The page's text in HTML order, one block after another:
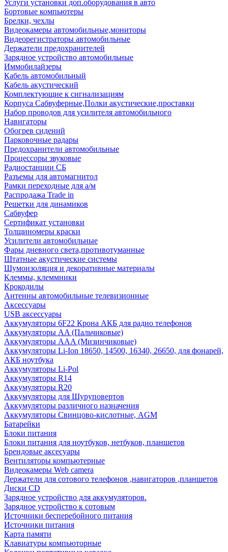
Услуги установки доп.оборудования в авто
Бортовые компьютеры
Брелки, чехлы
Видеокамеры автомобильные,мониторы
Видеорегистраторы автомобильные
Держатели предохранителей
Зарядное устройство автомобильные
Иммобилайзеры
Кабель автомобильный
Кабель акустический
Комплектующие к сигнализациям
Корпуса Сабвуферные,Полки акустические,проставки
Набор проводов для усилителя автомобильного
Навигаторы
Обогрев сидений
Парковочные радары
Предохранители автомобильные
Процессоры звуковые
Радиостанции СБ
Разъемы для автомагнитол
Рамки переходные для а/м
Распродажа Trade in
Решетки для динамиков
Сабвуфер
Сертификат установки
Толщиномеры краски
Усилители автомобильные
Фары дневного света,противотуманные
Штатные акустические системы
Шумоизоляция и декоративные материалы
Клеммы, клеммники
Крокодилы
Антенны автомобильные телевизионные
Аксессуары
USB аксессуары
Аккумуляторы 6F22 Крона АКБ для радио телефонов
Аккумуляторы AA (Пальчиковые)
Аккумуляторы AAA (Мизинчиковые)
Аккумуляторы Li-Ion 18650, 14500, 16340, 26650, для фонарей,
АКБ ноутбука
Аккумуляторы Li-Pol
Аккумуляторы R14
Аккумуляторы R20
Аккумуляторы для Шуруповертов
Аккумуляторы различного назначения
Аккумуляторы Свинцово-кислотные, AGM
Батарейки
Блоки питания
Блоки питания для ноутбуков, нетбуков, планшетов
Брендовые аксесуары
Вентиляторы компьютерные
Видеокамеры Web camera
Держатели для сотового телефонов ,навигаторов ,планшетов
Диски CD
Зарядное устройство для аккумуляторов.
Зарядное устройство к сотовым
Источники бесперебойного питания
Источники питания
Карта памяти
Клавиатуры компьюторные